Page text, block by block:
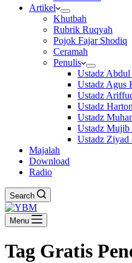
Artikel
Khutbah
Rubrik Ruqyah
Pojok Fajar Shodiq
Ceramah
Penulis
Ustadz
Ustadz Agus
Ustadz
Ustadz
Ustadz
Ustadz Mujib
Ustadz
Majalah
Download
Radio
Search
Menu
Tag Gratis